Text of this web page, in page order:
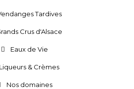
Tardives
Crus d'Alsace
Eaux de Vie
Liqueurs & Crèmes
Nos domaines